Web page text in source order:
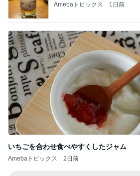
Amebaトピックス 1日前
いちごを合わせ食べやすくしたジャム
Amebaトピックス 2日前